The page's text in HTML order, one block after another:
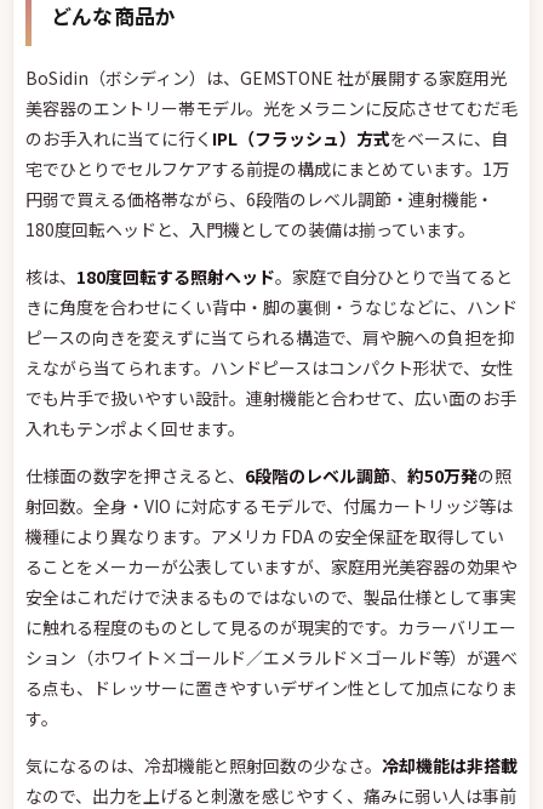
どんな商品か
BoSidin（ボシディン）は、GEMSTONE 社が展開する家庭用光
美容器のエントリー帯モデル。光をメラニンに反応させてむだ毛
のお手入れに当てに行く IPL（フラッシュ）方式をベースに、自
宅でひとりでセルフケアする前提の構成にまとめています。1万
円弱で買える価格帯ながら、6段階のレベル調節・連射機能・
180度回転ヘッドと、入門機としての装備は揃っています。
核は、 180度回転する照射ヘッド。家庭で自分ひとりで当てると
きに角度を合わせにくい背中・脚の裏側・うなじなどに、ハンド
ピースの向きを変えずに当てられる構造で、肩や腕への負担を抑
えながら当てられます。ハンドピースはコンパクト形状で、女性
でも片手で扱いやすい設計。連射機能と合わせて、広い面のお手
入れもテンポよく回せます。
仕様面の数字を押さえると、 6段階のレベル調節、 約50万発の照
射回数。全身・VIO に対応するモデルで、付属カートリッジ等は
機種により異なります。アメリカ FDA の安全保証を取得してい
ることをメーカーが公表していますが、家庭用光美容器の効果や
安全はこれだけで決まるものではないので、製品仕様として事実
に触れる程度のものとして見るのが現実的です。カラーバリエー
ション（ホワイト×ゴールド／エメラルド×ゴールド等）が選べ
る点も、ドレッサーに置きやすいデザイン性として加点になりま
す。
気になるのは、冷却機能と照射回数の少なさ。 冷却機能は非搭載
なので、出力を上げると刺激を感じやすく、痛みに弱い人は事前